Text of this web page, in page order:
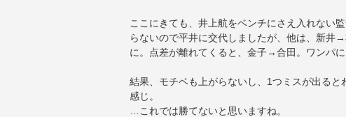
ここにきても、井上航をベンチにさえ入れない
らないので平井に交代しましたが、他は、新井
に。点差が離れてくると、金子→合田。ワンパに
結果、モチベも上がらないし、1つミスが出る
感じ。
…これでは勝てないと思いますね。